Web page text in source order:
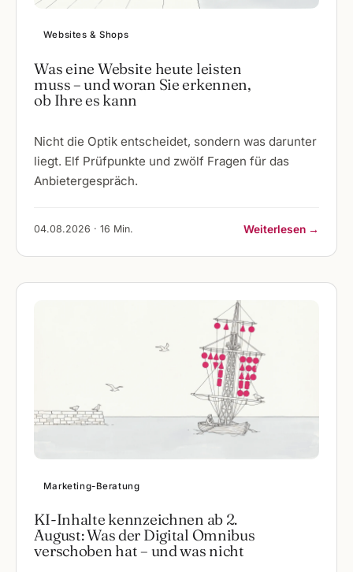
Websites & Shops
Was eine Website heute leisten
muss – und woran Sie erkennen,
ob Ihre es kann
Nicht die Optik entscheidet, sondern was darunter
liegt. Elf Prüfpunkte und zwölf Fragen für das
Anbietergespräch.
04.08.2026 · 16 Min. Weiterlesen →
Marketing-Beratung
KI-Inhalte kennzeichnen ab 2.
August: Was der Digital Omnibus
verschoben hat – und was nicht